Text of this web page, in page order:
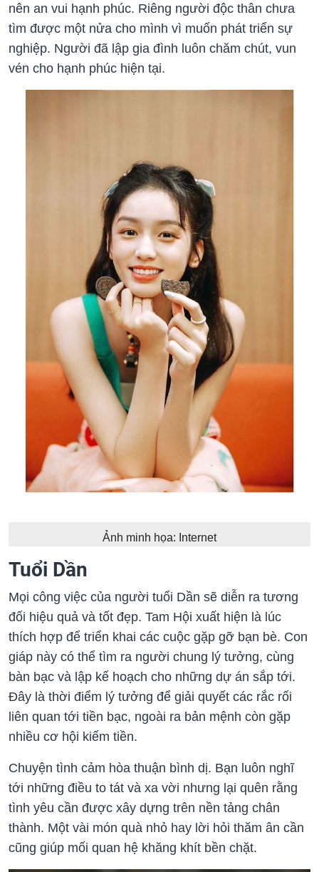
nên an vui hạnh phúc. Riêng người độc thân chưa
tìm được một nửa cho mình vì muốn phát triển sự
nghiệp. Người đã lập gia đình luôn chăm chút, vun
vén cho hạnh phúc hiện tại.
Ảnh minh họa: Internet
Tuổi Dần
Mọi công việc của người tuổi Dần sẽ diễn ra tương
đối hiệu quả và tốt đẹp. Tam Hội xuất hiện là lúc
thích hợp để triển khai các cuộc gặp gỡ bạn bè. Con
giáp này có thể tìm ra người chung lý tưởng, cùng
bàn bạc và lập kế hoạch cho những dự án sắp tới.
Đây là thời điểm lý tưởng để giải quyết các rắc rối
liên quan tới tiền bạc, ngoài ra bản mệnh còn gặp
nhiều cơ hội kiếm tiền.
Chuyện tình cảm hòa thuận bình dị. Bạn luôn nghĩ
tới những điều to tát và xa vời nhưng lại quên rằng
tình yêu cần được xây dựng trên nền tảng chân
thành. Một vài món quà nhỏ hay lời hỏi thăm ân cần
cũng giúp mối quan hệ khăng khít bền chặt.